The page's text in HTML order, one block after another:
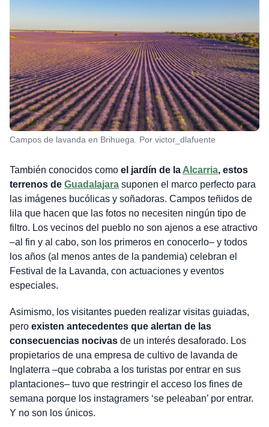
Campos de lavanda en Brihuega. Por victor_dlafuente
También conocidos como el jardín de la Alcarria, estos
terrenos de Guadalajarasuponen el marco perfecto para
las imágenes bucólicas y soñadoras. Campos teñidos de
lila que hacen que las fotos no necesiten ningún tipo de
filtro. Los vecinos del pueblo no son ajenos a ese atractivo
–al fin y al cabo, son los primeros en conocerlo– y todos
los años (al menos antes de la pandemia) celebran el
Festival de la Lavanda, con actuaciones y eventos
especiales.
Asimismo, los visitantes pueden realizar visitas guiadas,
peroexisten antecedentes que alertan de las
consecuencias nocivasde un interés desaforado. Los
propietarios de una empresa de cultivo de lavanda de
Inglaterra –que cobraba a los turistas por entrar en sus
plantaciones– tuvo que restringir el acceso los fines de
semana porque los instagramers ‘se peleaban’ por entrar.
Y no son los únicos.